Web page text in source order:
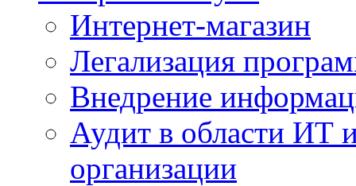
Интернет-магазин
Легализация
Внедрение
Аудит в области ИТ
организации